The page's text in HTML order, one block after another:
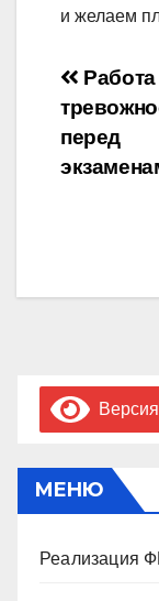
и желаем
по
Работа
перед
МЕНЮ
Реализация